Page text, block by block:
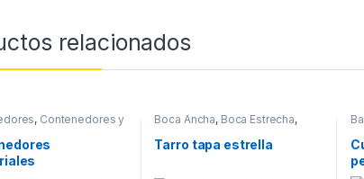
relacionados
, Contenedores y
Boca Ancha, Boca Estrecha,
Tarro tapa estrella